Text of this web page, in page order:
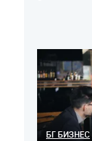
БГ БИЗНЕС